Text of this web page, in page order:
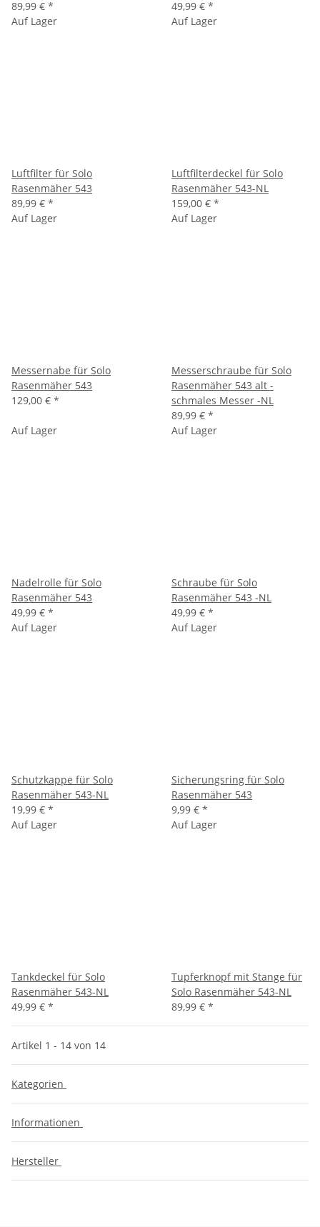
89,99 € *
49,99 € *
Auf Lager
Luftfilter für Solo
Rasenmäher 543
89,99 € *
Auf Lager
Luftfilterdeckel für Solo
Rasenmäher 543-NL
159,00 € *
Auf Lager
Messernabe für Solo
Rasenmäher 543
129,00 € *
Auf Lager
Messerschraube für Solo
Rasenmäher 543 alt -
schmales Messer -NL
89,99 € *
Auf Lager
Nadelrolle für Solo
Rasenmäher 543
49,99 € *
Auf Lager
Schraube für Solo
Rasenmäher 543 -NL
49,99 € *
Auf Lager
Schutzkappe für Solo
Rasenmäher 543-NL
19,99 € *
Auf Lager
Sicherungsring für Solo
Rasenmäher 543
9,99 € *
Auf Lager
Tankdeckel für Solo
Rasenmäher 543-NL
49,99 € *
Auf Lager
Tupferknopf mit Stange für
Solo Rasenmäher 543-NL
89,99 € *
Artikel 1 - 14 von 14
Kategorien
Informationen
Hersteller